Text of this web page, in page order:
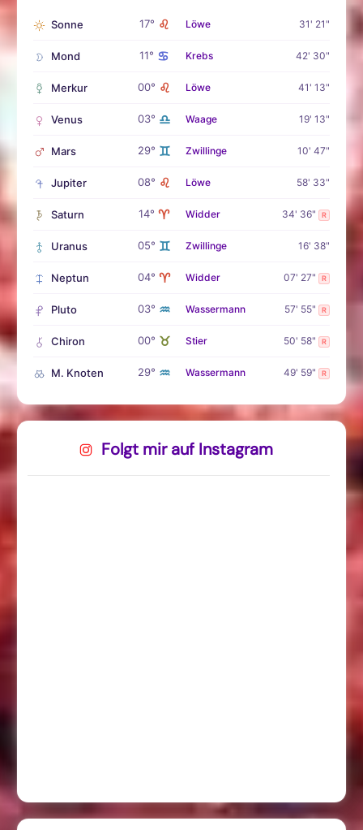
Sonne 17° ♌ Löwe 31' 21"
Mond 11° ♋ Krebs 42' 30"
Merkur 00° ♌ Löwe 41' 13"
Venus 03° ♎ Waage 19' 13"
Mars 29° ♊ Zwillinge 10' 47"
Jupiter 08° ♌ Löwe 58' 33"
Saturn 14° ♈ Widder 34' 36" R
Uranus 05° ♊ Zwillinge 16' 38"
Neptun 04° ♈ Widder 07' 27" R
Pluto 03° ♒ Wassermann 57' 55" R
Chiron 00° ♉ Stier 50' 58" R
M. Knoten 29° ♒ Wassermann 49' 59" R
Folgt mir auf Instagram